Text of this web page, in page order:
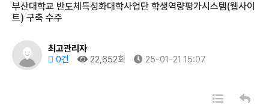
부산대학교 반도체특성화대학사업단 학생역량평가시스템(웹사이
트) 구축 수주
최고관리자
0건
22,652회 25-01-21 15:07